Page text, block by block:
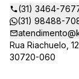
dessa parceria.
(31) 3464-
(31) 98488-
Rua Riachuelo,
30720-060